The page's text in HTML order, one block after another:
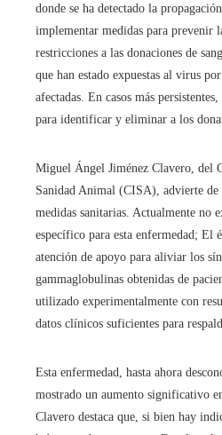
donde se ha detectado la
implementar medidas para prevenir
restricciones a las donaciones de
que han estado expuestas al virus
afectadas. En casos más
para identificar y eliminar a los
Miguel Ángel Jiménez Clavero, del
Sanidad Animal (CISA), advierte de
medidas sanitarias. Actualmente no
específico para esta enfermedad; El
atención de apoyo para aliviar los
gammaglobulinas obtenidas de
utilizado experimentalmente con
datos clínicos suficientes para
Esta enfermedad, hasta ahora
mostrado un aumento significativo
Clavero destaca que, si bien hay